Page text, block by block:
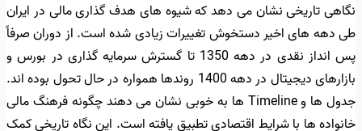
نگاهی تاریخی نشان می دهد که شیوه های هدف گذاری مالی در ایران
طی دهه های اخیر دستخوش تغییرات زیادی شده است. از دوران صرفاً
پس انداز نقدی در دهه 1350 تا گسترش سرمایه گذاری در بورس و
بازارهای دیجیتال در دهه 1400 روندها همواره در حال تحول بوده اند.
جدول ها و Timeline ها به خوبی نشان می دهند چگونه فرهنگ مالی
خانواده ها با شرایط اقتصادی تطبیق یافته است. این نگاه تاریخی کمک